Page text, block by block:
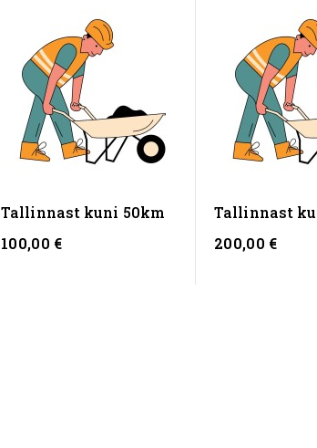
Tallinnast kuni 50km
100,00 €
Tallinnast
200,00 €